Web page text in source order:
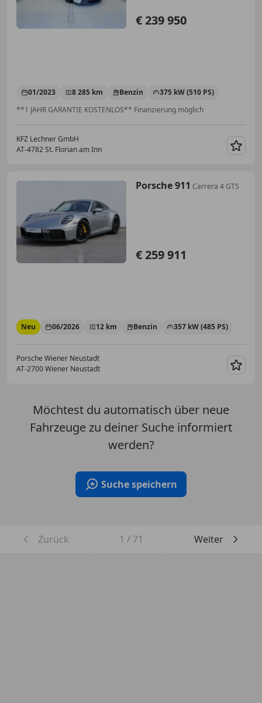
€ 239 950
01/2023 8 285 km Benzin
375 kW (510 PS)
**1 JAHR GARANTIE KOSTENLOS** Finanzierung möglich
KFZ Lechner GmbH
AT-4782 St. Florian am Inn
Porsche 911 Carrera 4 GTS
€ 259 911
Neu 06/2026 12 km Benzin 357 kW (485 PS)
Porsche Wiener Neustadt
AT-2700 Wiener Neustadt
Möchtest du automatisch über neue
Fahrzeuge zu deiner Suche informiert
werden?
Suche speichern
Zurück 1 / 71 Weiter